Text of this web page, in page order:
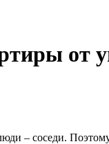
соседи.